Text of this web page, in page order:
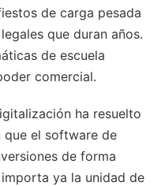
de carga pesada
que duran años.
de escuela
comercial.
ha resuelto
que el software de
de forma
ya la unidad de